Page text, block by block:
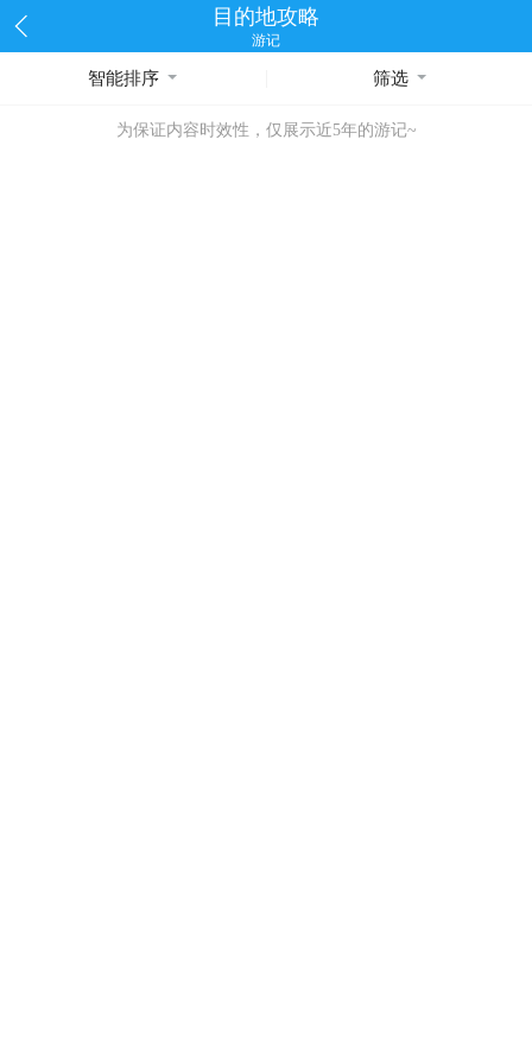
目的地攻略
游记
智能排序 筛选
为保证内容时效性，仅展示近5年的游记~